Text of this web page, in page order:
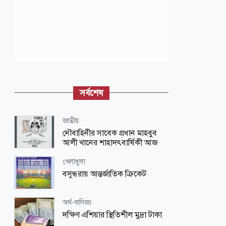
সর্বশেষ
জাতীয়
নৌবাহিনীর সাবেক প্রধান মাহবুব
আলী খানের শাহাদৎবার্ষিকী আজ
খেলাধুলা
বসুন্ধরায় আন্তর্জাতিক ক্রিকেট
অর্থ-বাণিজ্য
দক্ষিণ এশিয়ার স্থিতিশীল মুদ্রা টাকা